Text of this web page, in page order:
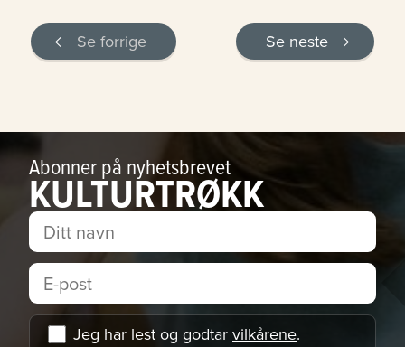
Se forrige Se neste
Abonner på nyhetsbrevet
KULTURTRØKK
Jeg har lest og godtar vilkårene.